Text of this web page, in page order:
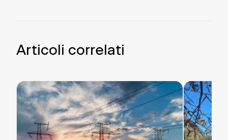
Articoli correlati